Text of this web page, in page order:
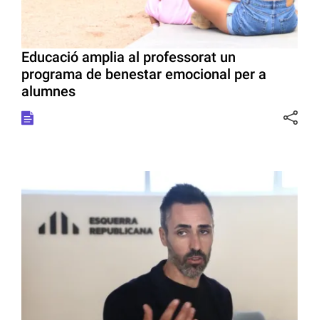
Educació amplia al professorat un
programa de benestar emocional per a
alumnes